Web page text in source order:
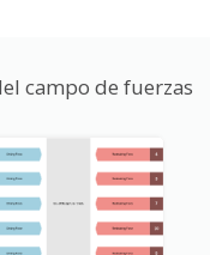
campo de fuerzas